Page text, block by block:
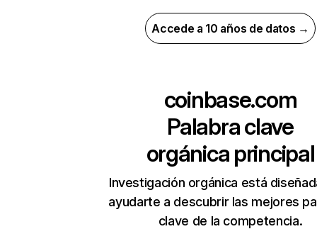
Accede a 10 años de datos →
coinbase.com
Palabra clave
orgánica principal
Investigación orgánica está
ayudarte a descubrir las mejores
clave de la competencia.